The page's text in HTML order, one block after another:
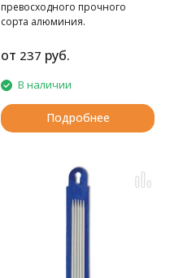
превосходного прочного
сорта алюминия.
от 237 руб.
В наличии
Подробнее